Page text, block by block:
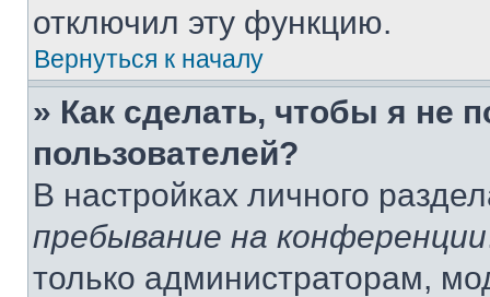
отключил эту функцию.
Вернуться к началу
» Как сделать, чтобы я не
пользователей?
В настройках личного
пребывание на конференции
только администраторам,